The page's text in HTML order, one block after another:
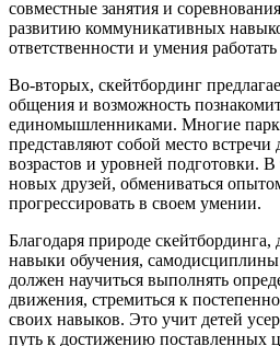
совместные занятия и
развитию коммуникативных
ответственности и умения
Во-вторых, скейтбординг
общения и возможность
единомышленниками. Многие
представляют собой место встречи
возрастов и уровней подготовки.
новых друзей, обмениваться
прогрессировать в своем умении.
Благодаря природе скейтбординга,
навыки обучения,
должен научиться выполнять
движения, стремиться к
своих навыков. Это учит детей
путь к достижению поставленных